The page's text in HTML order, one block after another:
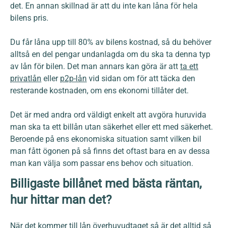
det. En annan skillnad är att du inte kan låna för hela
bilens pris.
Du får låna upp till 80% av bilens kostnad, så du behöver
alltså en del pengar undanlagda om du ska ta denna typ
av lån för bilen. Det man annars kan göra är att ta ett
privatlån eller p2p-lån vid sidan om för att täcka den
resterande kostnaden, om ens ekonomi tillåter det.
Det är med andra ord väldigt enkelt att avgöra huruvida
man ska ta ett billån utan säkerhet eller ett med säkerhet.
Beroende på ens ekonomiska situation samt vilken bil
man fått ögonen på så finns det oftast bara en av dessa
man kan välja som passar ens behov och situation.
Billigaste billånet med bästa räntan,
hur hittar man det?
När det kommer till lån överhuvudtaget så är det alltid så